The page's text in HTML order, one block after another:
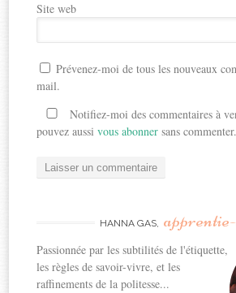
Site web
Prévenez-moi de tous les nouveaux
mail.
Notifiez-moi des commentaires à
pouvez aussivous abonner sans commenter.
HANNA GAS,
Passionnée par les subtilités de l'étiquette,
les règles de savoir-vivre, et les
raffinements de la politesse...